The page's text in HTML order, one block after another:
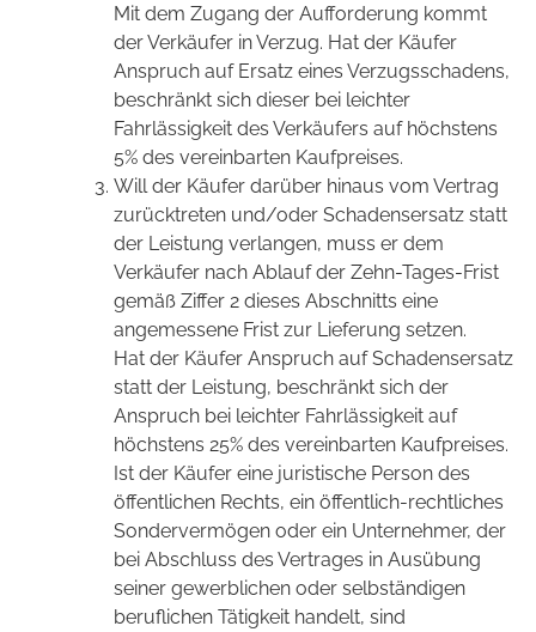
Mit dem Zugang der Aufforderung kommt
der Verkäufer in Verzug. Hat der Käufer
Anspruch auf Ersatz eines Verzugsschadens,
beschränkt sich dieser bei leichter
Fahrlässigkeit des Verkäufers auf höchstens
5% des vereinbarten Kaufpreises.
Will der Käufer darüber hinaus vom Vertrag
zurücktreten und/oder Schadensersatz statt
der Leistung verlangen, muss er dem
Verkäufer nach Ablauf der Zehn-Tages-Frist
gemäß Ziffer 2 dieses Abschnitts eine
angemessene Frist zur Lieferung setzen.
Hat der Käufer Anspruch auf Schadensersatz
statt der Leistung, beschränkt sich der
Anspruch bei leichter Fahrlässigkeit auf
höchstens 25% des vereinbarten Kaufpreises.
Ist der Käufer eine juristische Person des
öffentlichen Rechts, ein öffentlich-rechtliches
Sondervermögen oder ein Unternehmer, der
bei Abschluss des Vertrages in Ausübung
seiner gewerblichen oder selbständigen
beruflichen Tätigkeit handelt, sind